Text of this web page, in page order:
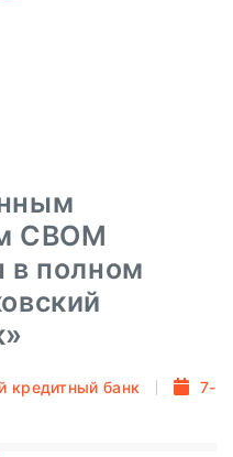
CBOM
в полном
кредитный банк
7-